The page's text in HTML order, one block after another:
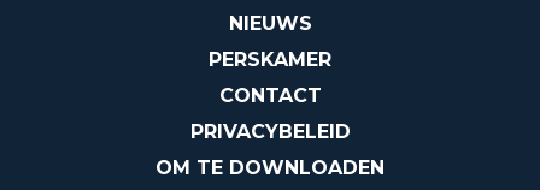
NIEUWS
PERSKAMER
CONTACT
PRIVACYBELEID
OM TE DOWNLOADEN